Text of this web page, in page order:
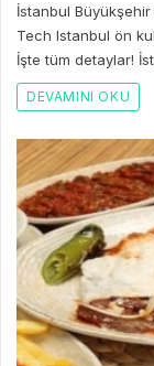
İstanbul Büyükşehir
Tech Istanbul ön
İşte tüm detaylar!
DEVAMINI OKU